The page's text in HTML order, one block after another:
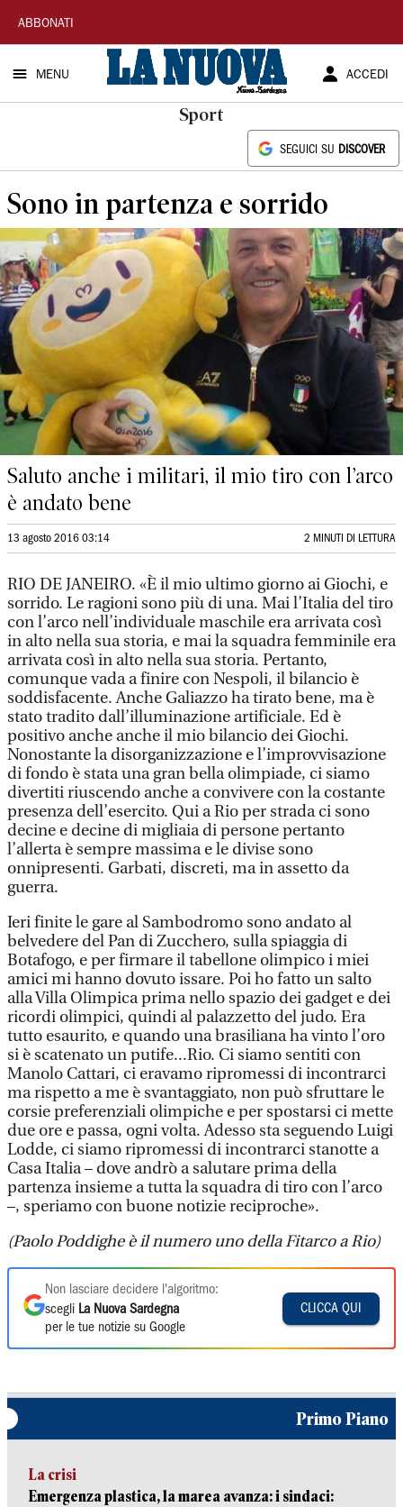
La
Nuova
Sardegna
ABBONATI
MENU ACCEDI
Sport
SEGUICI SU DISCOVER
Sono in partenza e sorrido
Saluto anche i militari, il mio tiro con l’arco
è andato bene
13 agosto 2016 03:14 2 MINUTI DI LETTURA
RIO DE JANEIRO. «È il mio ultimo giorno ai Giochi, e
sorrido. Le ragioni sono più di una. Mai l’Italia del tiro
con l’arco nell’individuale maschile era arrivata così
in alto nella sua storia, e mai la squadra femminile era
arrivata così in alto nella sua storia. Pertanto,
comunque vada a finire con Nespoli, il bilancio è
soddisfacente. Anche Galiazzo ha tirato bene, ma è
stato tradito dall’illuminazione artificiale. Ed è
positivo anche anche il mio bilancio dei Giochi.
Nonostante la disorganizzazione e l’improvvisazione
di fondo è stata una gran bella olimpiade, ci siamo
divertiti riuscendo anche a convivere con la costante
presenza dell’esercito. Qui a Rio per strada ci sono
decine e decine di migliaia di persone pertanto
l’allerta è sempre massima e le divise sono
onnipresenti. Garbati, discreti, ma in assetto da
guerra.
Ieri finite le gare al Sambodromo sono andato al
belvedere del Pan di Zucchero, sulla spiaggia di
Botafogo, e per firmare il tabellone olimpico i miei
amici mi hanno dovuto issare. Poi ho fatto un salto
alla Villa Olimpica prima nello spazio dei gadget e dei
ricordi olimpici, quindi al palazzetto del judo. Era
tutto esaurito, e quando una brasiliana ha vinto l’oro
si è scatenato un putife...Rio. Ci siamo sentiti con
Manolo Cattari, ci eravamo ripromessi di incontrarci
ma rispetto a me è svantaggiato, non può sfruttare le
corsie preferenziali olimpiche e per spostarsi ci mette
due ore e passa, ogni volta. Adesso sta seguendo Luigi
Lodde, ci siamo ripromessi di incontrarci stanotte a
Casa Italia – dove andrò a salutare prima della
partenza insieme a tutta la squadra di tiro con l’arco
–, speriamo con buone notizie reciproche».
(Paolo Poddighe è il numero uno della Fitarco a Rio)
Non lasciare decidere l'algoritmo:
scegli La Nuova Sardegna
per le tue notizie su Google
CLICCA QUI
Primo Piano
La crisi
Emergenza plastica, la marea avanza: i sindaci: